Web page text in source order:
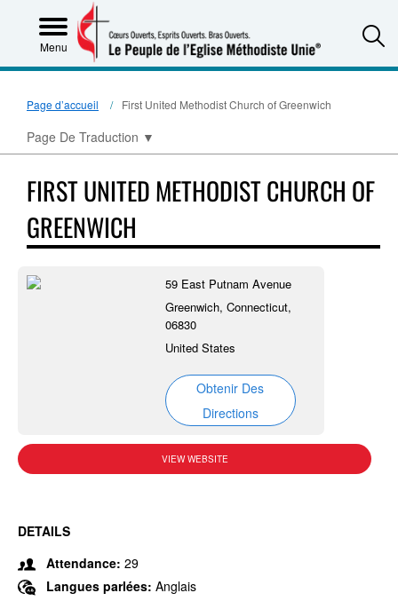
Menu
Page d’accueil First United Methodist Church of Greenwich
Page De Traduction ▼
FIRST UNITED METHODIST CHURCH OF
GREENWICH
59 East Putnam Avenue
Greenwich, Connecticut,
06830
United States
Obtenir Des
Directions
VIEW WEBSITE
DETAILS
Attendance: 29
Langues parlées: Anglais